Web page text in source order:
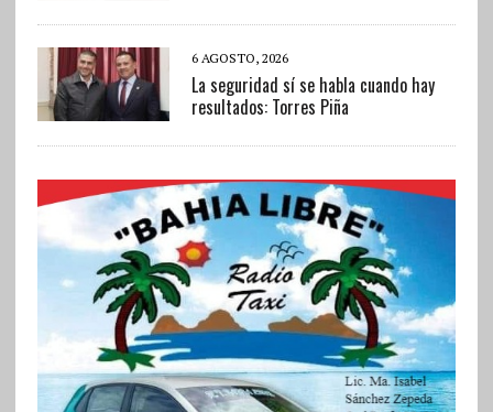
6 AGOSTO, 2026
La seguridad sí se habla cuando hay
resultados: Torres Piña